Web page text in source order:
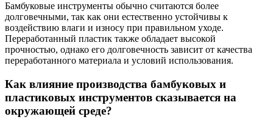
Бамбуковые инструменты обычно считаются более
долговечными, так как они естественно устойчивы к
воздействию влаги и износу при правильном уходе.
Переработанный пластик также обладает высокой
прочностью, однако его долговечность зависит от качества
переработанного материала и условий использования.
Как влияние производства бамбуковых и
пластиковых инструментов сказывается на
окружающей среде?